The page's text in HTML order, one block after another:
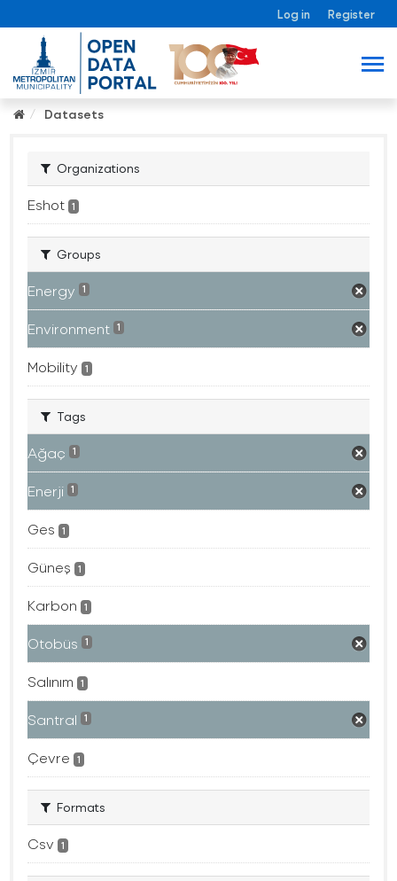
Log in Register
Datasets
Organizations
Eshot 1
Groups
Energy 1
Environment 1
Mobility 1
Tags
Ağaç 1
Enerji 1
Ges 1
Güneş 1
Karbon 1
Otobüs 1
Salınım 1
Santral 1
Çevre 1
Formats
Csv 1